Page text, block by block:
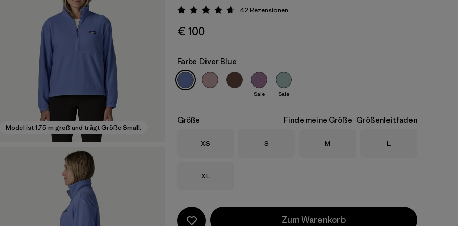
Model ist 1,75 m groß und trägt Größe Small.
Bewertung: 4.7 / 5
42 Rezensionen
€ 100
Farbe Diver Blue
Sale Sale
Größe Finde meine Größe Größenleitfaden
Größe
XS Größe
S Größe
M Größe
L
Größe
XL
Zum Warenkorb